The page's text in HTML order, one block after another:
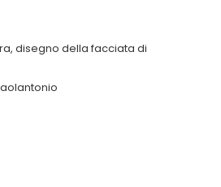
disegno della facciata di